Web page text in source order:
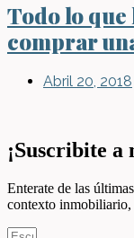
Todo lo que
comprar
Abril 20, 2018
¡Suscribite a
Enterate de las
contexto inmobiliario,